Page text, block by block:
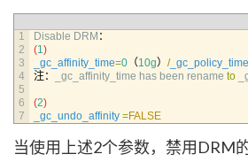
1
2
3
4
5
6
7
Disable DRM ：
(1)
_gc_affinity_time=0 （10g） /_gc_policy_time
注：
_gc_affinity_time has been rename to
(2)
_gc_undo_affinity =FALSE
当使用上述2个参数，禁用DRM